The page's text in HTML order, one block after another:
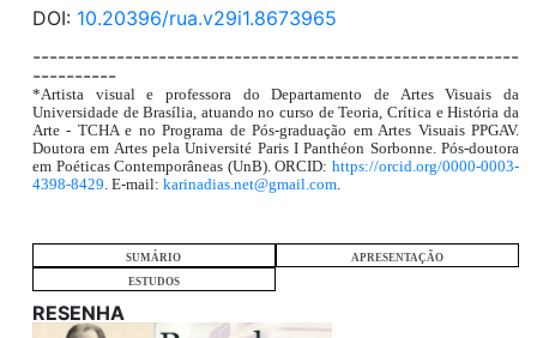
DOI: 10.20396/rua.v29i1.8673965
----------------------------------------------------------
----------
*Artista visual e professora do Departamento de Artes Visuais da
Universidade de Brasília, atuando no curso de Teoria, Crítica e História da
Arte - TCHA e no Programa de Pós-graduação em Artes Visuais PPGAV.
Doutora em Artes pela Université Paris I Panthéon Sorbonne. Pós-doutora
em Poéticas Contemporâneas (UnB). ORCID: https://orcid.org/0000-0003-
4398-8429. E-mail: karinadias.net@gmail.com.
SUMÁRIO
APRESENTAÇÃO
ESTUDOS
RESENHA